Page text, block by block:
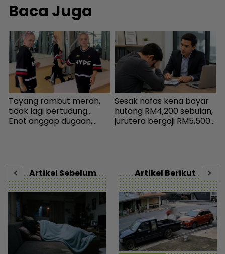
Baca Juga
Tayang rambut merah,
tidak lagi bertudung...
Enot anggap dugaan,
Sesak nafas kena bayar
hutang RM4,200 sebulan,
jurutera bergaji RM5,500
Artikel Sebelum
Artikel Berikut